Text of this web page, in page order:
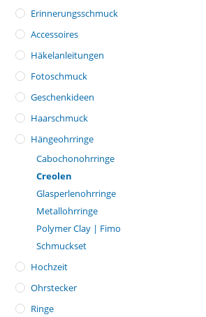
Erinnerungsschmuck
Accessoires
Häkelanleitungen
Fotoschmuck
Geschenkideen
Haarschmuck
Hängeohrringe
Cabochonohrringe
Creolen
Glasperlenohrringe
Metallohrringe
Polymer Clay | Fimo
Schmuckset
Hochzeit
Ohrstecker
Ringe